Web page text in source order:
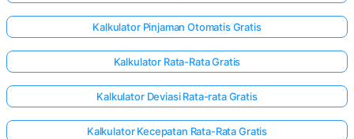
Kalkulator Pinjaman Otomatis Gratis
Kalkulator Rata-Rata Gratis
Kalkulator Deviasi Rata-rata Gratis
Kalkulator Kecepatan Rata-Rata Gratis